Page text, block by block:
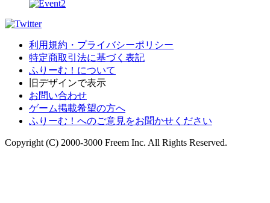
利用規約・プライバシーポリシー
特定商取引法に基づく表記
ふりーむ！について
旧デザインで表示
お問い合わせ
ゲーム掲載希望の方へ
ふりーむ！へのご意見をお聞かせください
Copyright (C) 2000-3000 Freem Inc. All Rights Reserved.